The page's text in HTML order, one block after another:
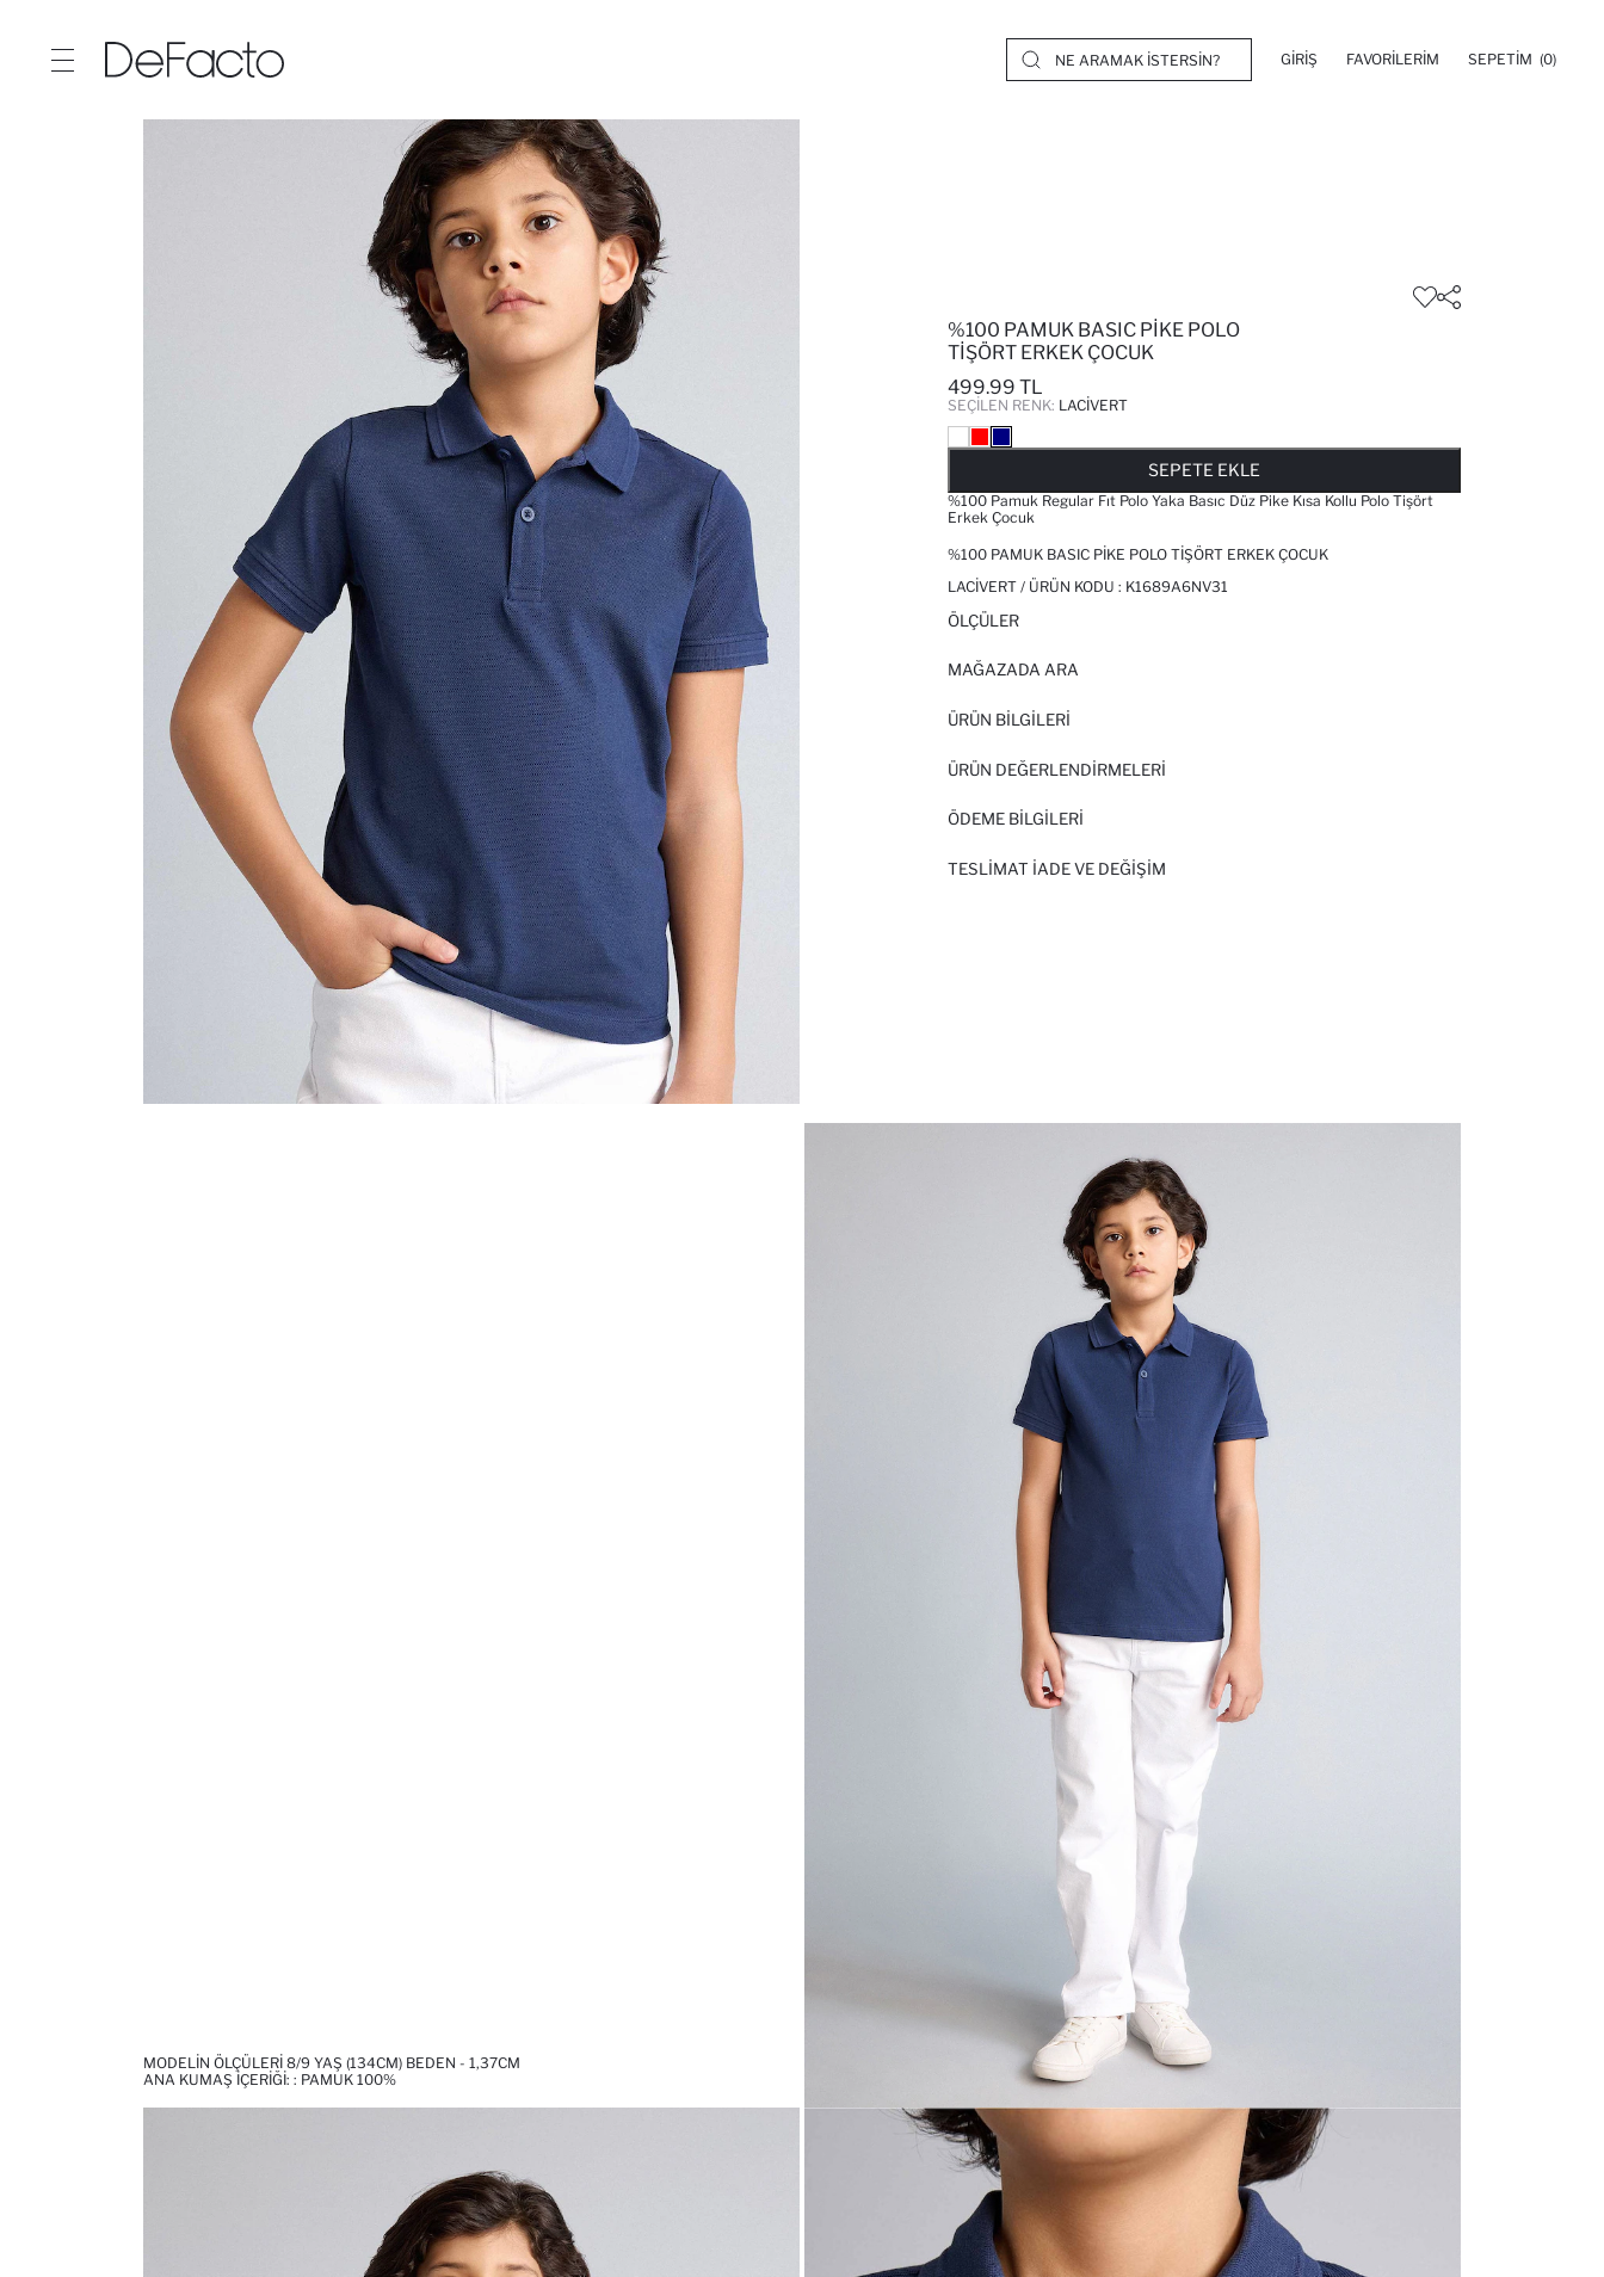
GIRIŞ FAVORILERIM SEPETIM (0)
%100 PAMUK BASIC PIKE POLO
TIŞÖRT ERKEK ÇOCUK
499.99 TL
SEÇILEN RENK: LACIVERT
SEPETE EKLE
%100 Pamuk Regular Fıt Polo Yaka Basıc Düz Pike Kısa Kollu Polo Tişört
Erkek Çocuk
%100 PAMUK BASIC PIKE POLO TIŞÖRT ERKEK ÇOCUK
LACIVERT / ÜRÜN KODU : K1689A6NV31
ÖLÇÜLER
MAĞAZADA ARA
ÜRÜN BILGILERI
ÜRÜN DEĞERLENDİRMELERİ
ÖDEME BİLGİLERİ
TESLIMAT İADE VE DEĞIŞIM
MODELIN ÖLÇÜLERI 8/9 YAŞ (134CM) BEDEN - 1,37CM
ANA KUMAŞ İÇERIĞI: : PAMUK 100%